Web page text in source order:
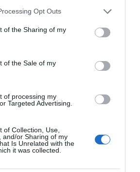
website/app uses one or more Google
or usage behaviour. You may click to
to Google and its third-party tags to
specified purposes in below Google
Opt Outs
of the Sharing of my
of the Sale of my
of processing my
Targeted Advertising.
of Collection, Use,
and/or Sharing of my
Is Unrelated with the
it was collected.
λιοντάρια παίζοντας το
Σε
Αυτός είναι ο λόγος